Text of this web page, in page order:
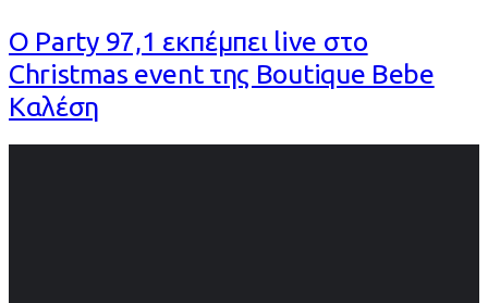
Ο Party 97,1 εκπέμπει live στο
Christmas event της Boutique Bebe
Καλέση